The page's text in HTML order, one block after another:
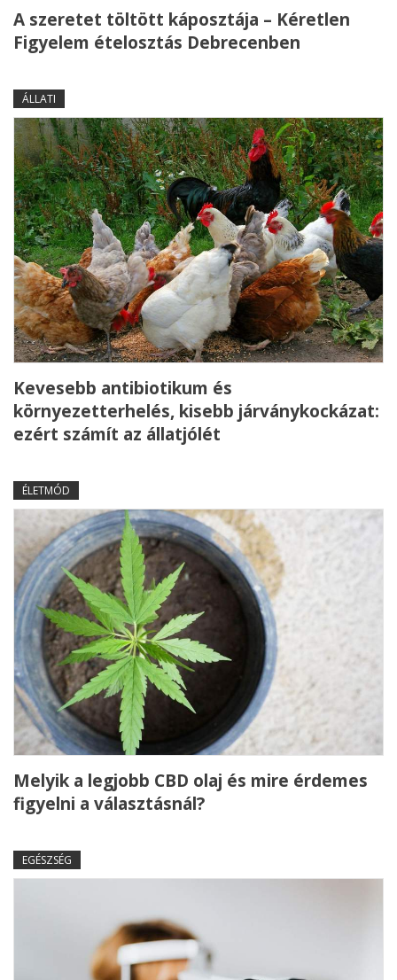
A szeretet töltött káposztája – Kéretlen
Figyelem ételosztás Debrecenben
ÁLLATI
Kevesebb antibiotikum és
környezetterhelés, kisebb járványkockázat:
ezért számít az állatjólét
ÉLETMÓD
Melyik a legjobb CBD olaj és mire érdemes
figyelni a választásnál?
EGÉSZSÉG